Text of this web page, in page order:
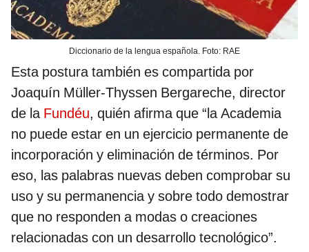
Diccionario de la lengua española. Foto: RAE
Esta postura también es compartida por
Joaquín Müller-Thyssen Bergareche, director
de la Fundéu, quién afirma que “la Academia
no puede estar en un ejercicio permanente de
incorporación y eliminación de términos. Por
eso, las palabras nuevas deben comprobar su
uso y su permanencia y sobre todo demostrar
que no responden a modas o creaciones
relacionadas con un desarrollo tecnológico”.